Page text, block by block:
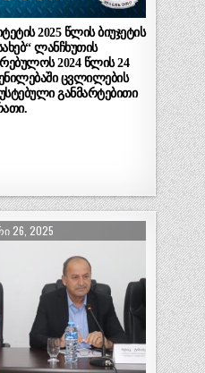
2025 წლის ბიუჯეტის
ლანჩხუთის
2024 წლის 24
ცვლილების
განმარტებითი
26, 2025